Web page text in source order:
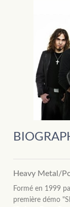
Heavy Metal/
Formé en 1999
première démo